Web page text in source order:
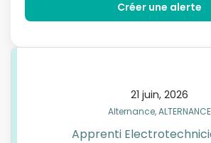
21 juin, 2026
Alternance, ALTERNANCE
Apprenti